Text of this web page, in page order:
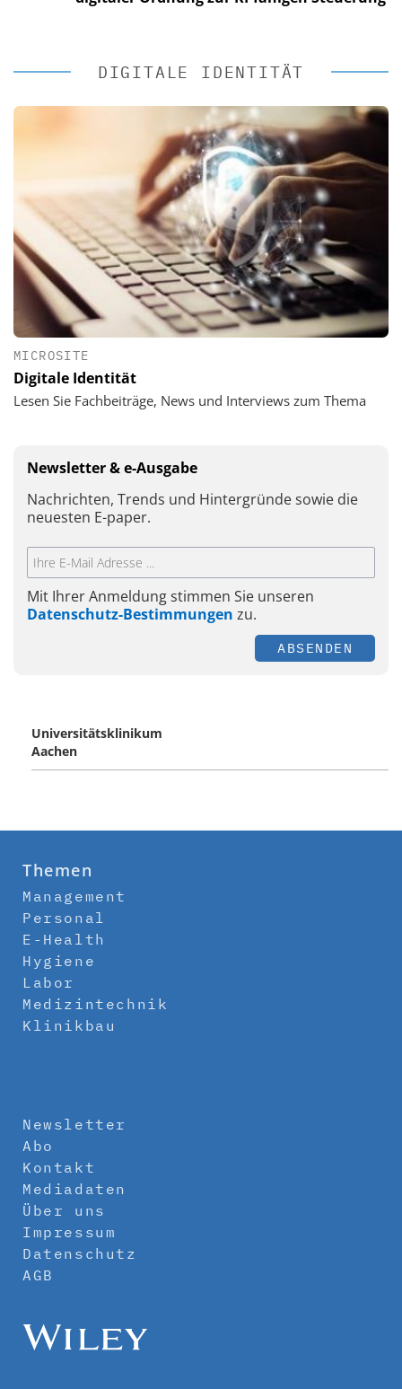
DIGITALE IDENTITÄT
MICROSITE
Digitale Identität
Lesen Sie Fachbeiträge, News und Interviews zum Thema
Newsletter & e-Ausgabe
Nachrichten, Trends und Hintergründe sowie die
neuesten E-paper.
Mit Ihrer Anmeldung stimmen Sie unseren
Datenschutz-Bestimmungen zu.
ABSENDEN
Universitätsklinikum
Aachen
Themen
Management
Personal
E-Health
Hygiene
Labor
Medizintechnik
Klinikbau
Newsletter
Abo
Kontakt
Mediadaten
Über uns
Impressum
Datenschutz
AGB